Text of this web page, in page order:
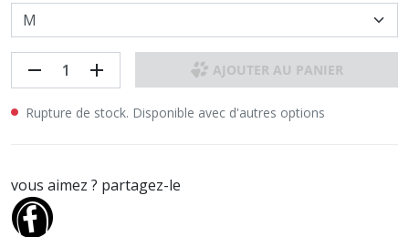
remove add AJOUTER AU PANIER
Rupture de stock. Disponible avec d'autres options
vous aimez ? partagez-le